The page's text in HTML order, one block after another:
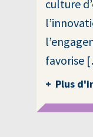
culture
favorise
Plus